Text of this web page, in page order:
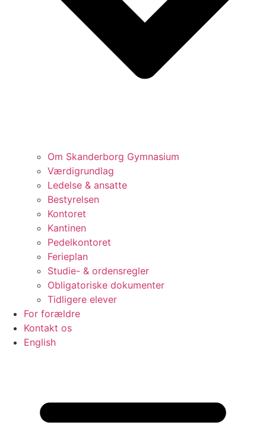
Om Skanderborg Gymnasium
Værdigrundlag
Ledelse & ansatte
Bestyrelsen
Kontoret
Kantinen
Pedelkontoret
Ferieplan
Studie- & ordensregler
Obligatoriske dokumenter
Tidligere elever
For forældre
Kontakt os
English